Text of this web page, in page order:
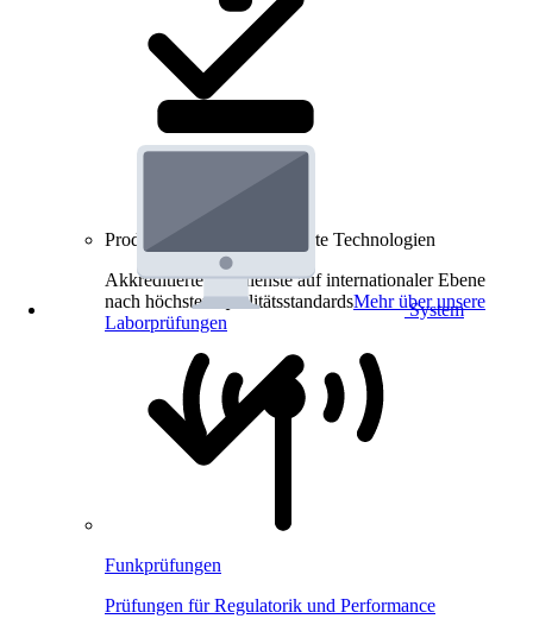
System
Produkt-Prüfungen für smarte Technologien
Akkreditierte Prüfdienste auf internationaler Ebene
nach höchsten QualitätsstandardsMehr über unsere
Laborprüfungen
Funkprüfungen
Prüfungen für Regulatorik und Performance